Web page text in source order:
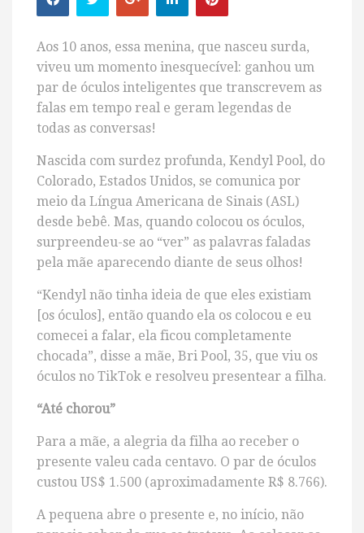
Aos 10 anos, essa menina, que nasceu surda,
viveu um momento inesquecível: ganhou um
par de óculos inteligentes que transcrevem as
falas em tempo real e geram legendas de
todas as conversas!
Nascida com surdez profunda, Kendyl Pool, do
Colorado, Estados Unidos, se comunica por
meio da Língua Americana de Sinais (ASL)
desde bebê. Mas, quando colocou os óculos,
surpreendeu-se ao “ver” as palavras faladas
pela mãe aparecendo diante de seus olhos!
“Kendyl não tinha ideia de que eles existiam
[os óculos], então quando ela os colocou e eu
comecei a falar, ela ficou completamente
chocada”, disse a mãe, Bri Pool, 35, que viu os
óculos no TikTok e resolveu presentear a filha.
“Até chorou”
Para a mãe, a alegria da filha ao receber o
presente valeu cada centavo. O par de óculos
custou US$ 1.500 (aproximadamente R$ 8.766).
A pequena abre o presente e, no início, não